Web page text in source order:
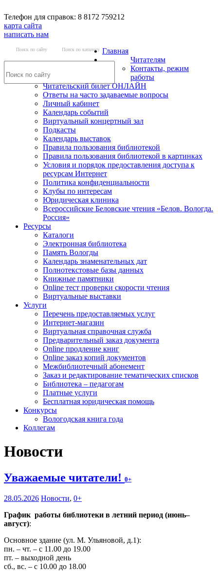
Телефон для справок: 8 8172 759212
карта сайта
написать нам
Поиск по сайту Поиск по каталогу Главная
Читателям
Контакты, режим
работы
Читательский билет ОНЛАЙН
Ответы на часто задаваемые вопросы
Личный кабинет
Календарь событий
Виртуальный концертный зал
Подкасты
Календарь выставок
Правила пользования библиотекой
Правила пользования библиотекой в картинках
Условия и порядок предоставления доступа к
ресурсам Интернет
Политика конфиденциальности
Клубы по интересам
Юридическая клиника
Всероссийские Беловские чтения «Белов. Вологда.
Россия»
Ресурсы
Каталоги
Электронная библиотека
Память Вологды
Календарь знаменательных дат
Полнотекстовые базы данных
Книжные памятники
Online тест проверки скорости чтения
Виртуальные выставки
Услуги
Перечень предоставляемых услуг
Интернет-магазин
Виртуальная справочная служба
Предварительный заказ документа
Online продление книг
Online заказ копий документов
Межбиблиотечный абонемент
Заказ и редактирование тематических списков
Библиотека – педагогам
Платные услуги
Бесплатная юридическая помощь
Конкурсы
Вологодская книга года
Коллегам
Новости
Уважаемые читатели! 0+
28.05.2026 Новости, 0+
График работы библиотеки в летний период (июнь–
август):
Основное здание (ул. М. Ульяновой, д.1):
пн. – чт. – с 11.00 до 19.00
пт. – выходной день
сб., вс. – с 10.00 до 18.00